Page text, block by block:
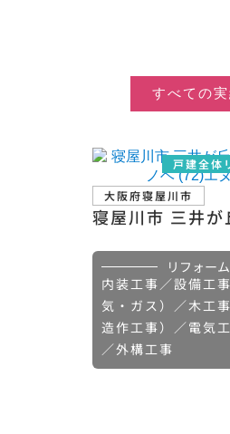
すべての
戸建全体
大阪府寝屋川市
寝屋川市 三井が
リフォー
内装工事／設備工
気・ガス）／木工
造作工事）／電気
／外構工事